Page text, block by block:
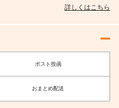
サンプル
作品詳細
詳しくはこちら
ポスト投函
おまとめ配送